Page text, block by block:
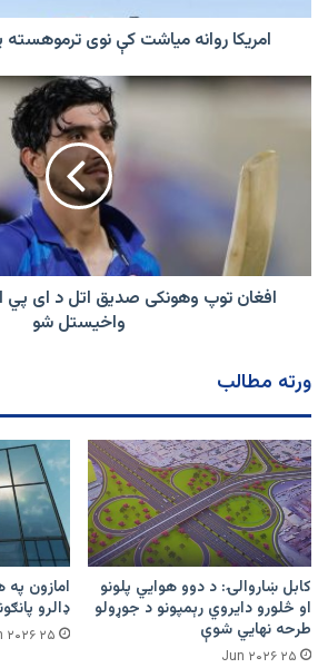
چمتو
امریکا روانه میاشت کې نوی
افغان
ایل
شو
افغان توپ وهونکی صدیق اتل د ای پي
واخیستل شو
ورته مطالب
کابل ښاروالۍ: د دوو هوايي پلونو
او څلورو دایروي رېمپونو د جوړولو
طرحه نهایي شوې
۲۵ Jun ۲۰۲۶
ډالرو
۲۵ Jun ۲۰۲۶